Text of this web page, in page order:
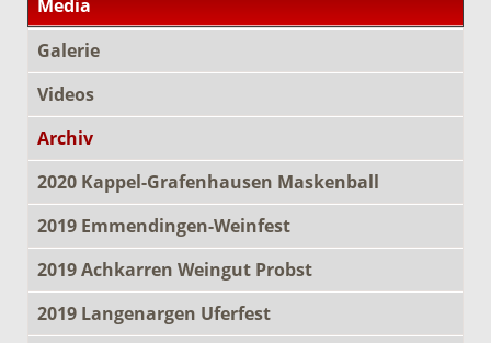
Media
Galerie
Videos
Archiv
2020 Kappel-Grafenhausen Maskenball
2019 Emmendingen-Weinfest
2019 Achkarren Weingut Probst
2019 Langenargen Uferfest